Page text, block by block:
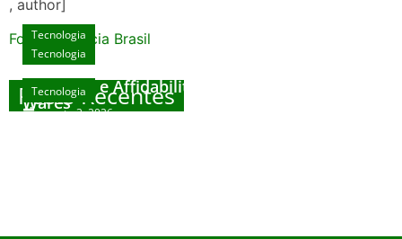
, author]
Fonte: Agencia Brasil
Posts Recentes
Tecnologia
Unlock Exclusive Rewards at The Big Dog
House
agosto 3, 2026
Tecnologia
Sicurezza e Affidabilità di Mr Nulls Wicked
Wares
Tecnologia
Tecnologia